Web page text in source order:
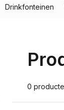
Drinkfonteinen
0